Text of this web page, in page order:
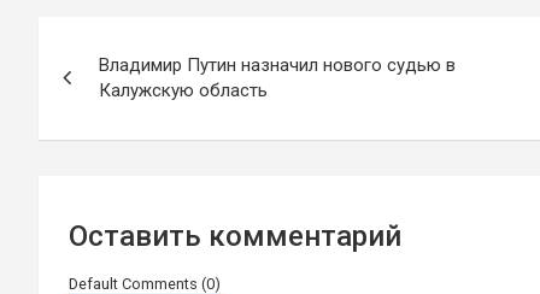
по
записям
Владимир Путин назначил нового судью в
Калужскую область
Оставить комментарий
Default Comments (0)